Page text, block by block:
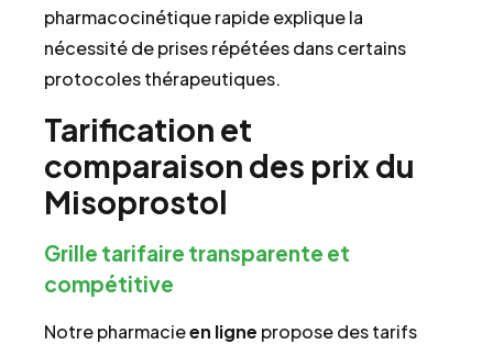
pharmacocinétique rapide explique la
nécessité de prises répétées dans certains
protocoles thérapeutiques.
Tarification et
comparaison des prix du
Misoprostol
Grille tarifaire transparente et
compétitive
Notre pharmacieen ligne propose des tarifs